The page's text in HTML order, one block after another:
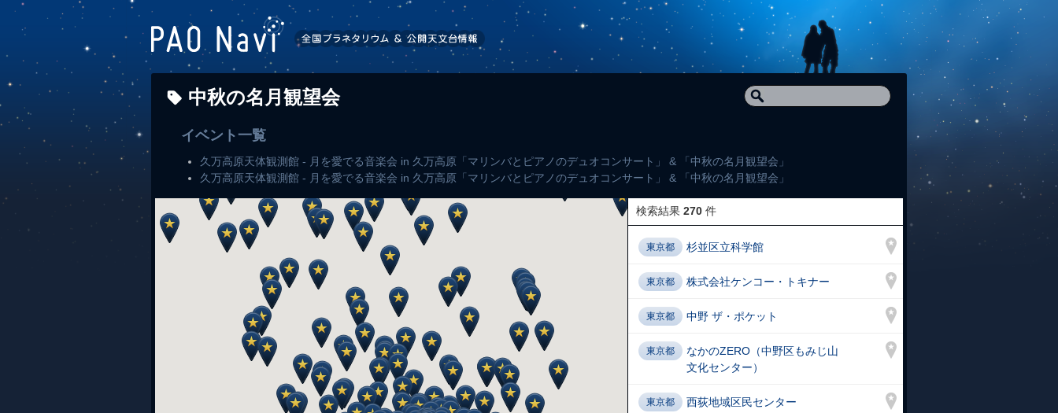
中秋の名月観望会
イベント一覧
久万高原天体観測館 - 月を愛でる音楽会 in 久万高原「マリンバとピアノのデュオコンサート」 & 「中秋の名月観望会」
久万高原天体観測館 - 月を愛でる音楽会 in 久万高原「マリンバとピアノのデュオコンサート」 & 「中秋の名月観望会」
検索結果 270 件
東京都 杉並区立科学館
東京都 株式会社ケンコー・トキナー
東京都 中野 ザ・ポケット
東京都
なかのZERO（中野区もみじ山
文化センター）
東京都 西荻地域区民センター